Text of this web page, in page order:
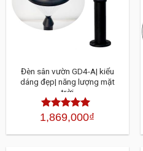
Đèn sân vườn GD4-A| kiểu
dáng đẹp| năng lượng mặt
trời
Được xếp
5 sao
1,869,000₫